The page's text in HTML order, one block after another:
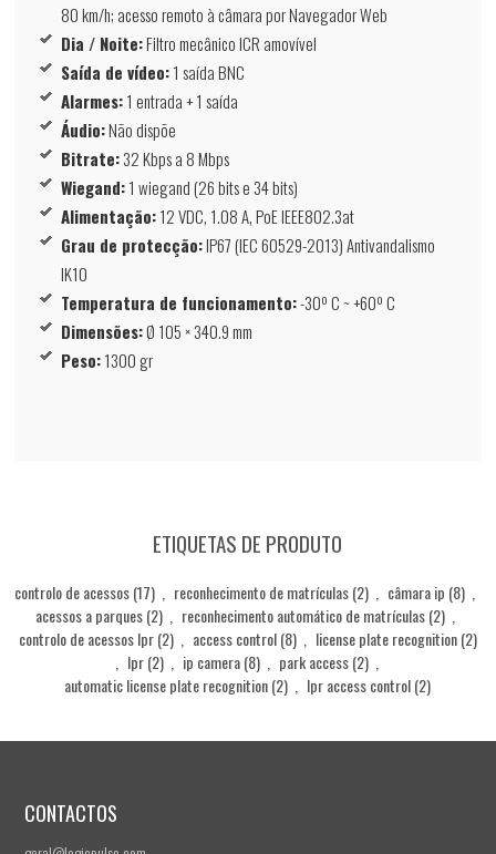
80 km/h; acesso remoto à câmara por Navegador Web
Dia / Noite:Filtro mecânico ICR amovível
Saída de vídeo:1 saída BNC
Alarmes:1 entrada + 1 saída
Áudio:Não dispõe
Bitrate:32 Kbps a 8 Mbps
Wiegand:1 wiegand (26 bits e 34 bits)
Alimentação:12 VDC, 1.08 A, PoE IEEE802.3at
Grau de protecção:IP67 (IEC 60529-2013) Antivandalismo
IK10
Temperatura de funcionamento:-30º C ~ +60º C
Dimensões:Ø 105 × 340.9 mm
Peso:1300 gr
ETIQUETAS DE PRODUTO
controlo de acessos(17) reconhecimento de matrículas(2) câmara ip (8)
acessos a parques(2) reconhecimento automático de matrículas(2)
controlo de acessos lpr(2) access control(8) license plate recognition(2)
lpr(2) ip camera(8) park access(2)
automatic license plate recognition(2) lpr access control(2)
CONTACTOS